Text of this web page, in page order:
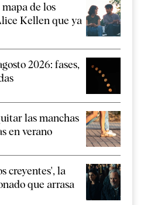
de los
Kellen que ya
2026: fases,
las manchas
en verano
creyentes', la
que arrasa